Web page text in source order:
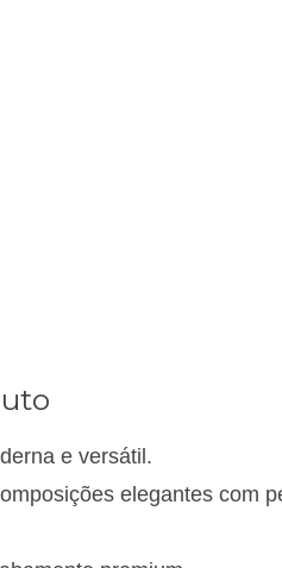
e versátil.
elegantes com